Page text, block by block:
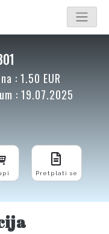
: 1.50 EUR
: 19.07.2025
Pretplati se